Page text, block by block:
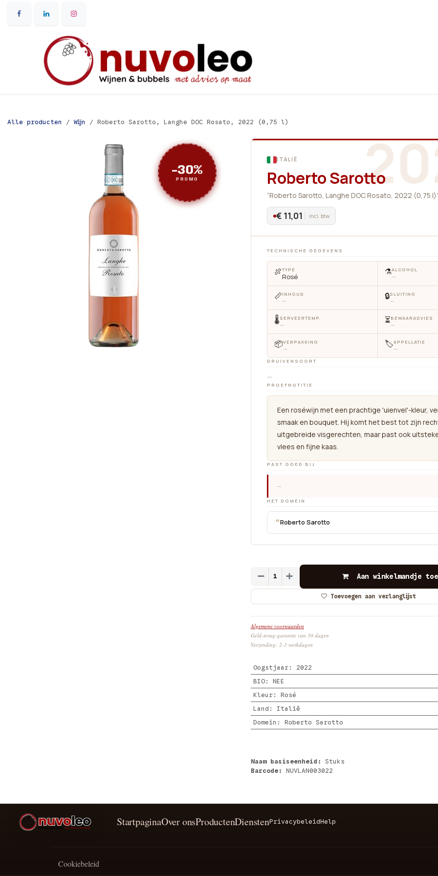
Alle producten Wijn Roberto Sarotto, Langhe DOC Rosato, 2022 (0,75 l)
-30%
PROMO
ITALIË
Roberto Sarotto
“Roberto Sarotto, Langhe DOC Rosato, 2022 (0,75 l)”
€ 11,01 incl. btw
TECHNISCHE GEGEVENS
🍖TYPE
Rosé ⚗️ALCOHOL
—
📏INHOUD
— 🔒SLUITING
—
🌡SERVEERTEMP.
— ⏳BEWAARADVIES
—
📦VERPAKKING
— 🏷APPELLATIE
—
DRUIVENSOORT
—
PROEFNOTITIE
Een roséwijn met een prachtige 'uienvel'-kleur,
smaak en bouquet. Hij komt het best tot zijn
uitgebreide visgerechten, maar past ook
vlees en fijne kaas.
PAST GOED BIJ
—
HET DOMEIN
“Roberto Sarotto
Aan winkelmandje
Toevoegen aan verlanglijst
Algemene voorwaarden
Geld-terug-garantie van 30 dagen
Verzending: 2-3 werkdagen
Oogstjaar: 2022
BIO: NEE
Kleur: Rosé
Land : Italië
Domein : Roberto Sarotto
Naam basiseenheid: Stuks
Barcode: NUVLAN003022
StartpaginaOver onsProductenDienstenPrivacybeleidHelp
Cookiebeleid